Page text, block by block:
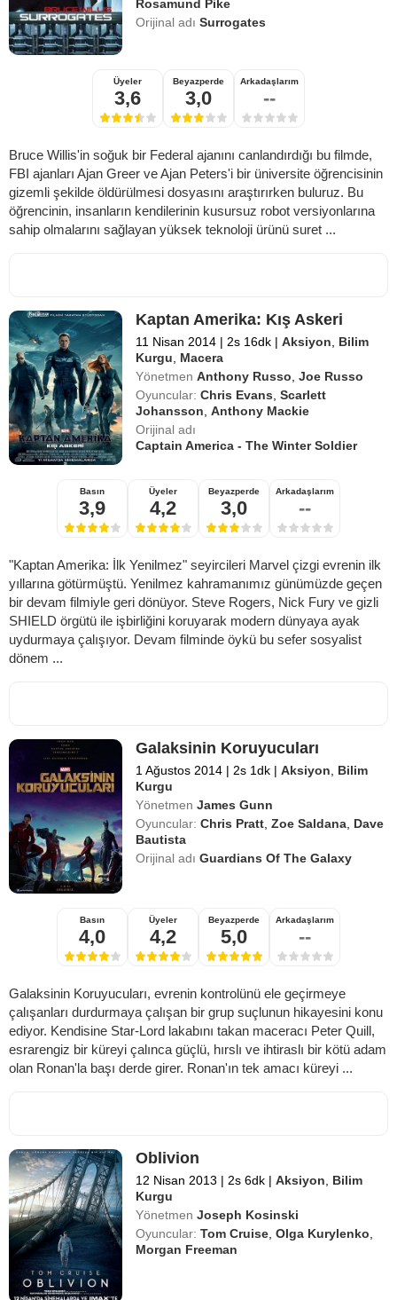
Rosamund Pike
Orijinal adıSurrogates
Üyeler
3,6
Beyazperde
3,0
Arkadaşlarım
--
Bruce Willis'in soğuk bir Federal ajanını canlandırdığı bu filmde,
FBI ajanları Ajan Greer ve Ajan Peters'i bir üniversite öğrencisinin
gizemli şekilde öldürülmesi dosyasını araştırırken buluruz. Bu
öğrencinin, insanların kendilerinin kusursuz robot versiyonlarına
sahip olmalarını sağlayan yüksek teknoloji ürünü suret ...
Kaptan Amerika: Kış Askeri
11 Nisan 2014 | 2s 16dk | Aksiyon, Bilim
Kurgu, Macera
Yönetmen Anthony Russo,Joe Russo
Oyuncular: Chris Evans,Scarlett
Johansson,Anthony Mackie
Orijinal adı
Captain America - The Winter Soldier
Basın
3,9
Üyeler
4,2
Beyazperde
3,0
Arkadaşlarım
--
"Kaptan Amerika: İlk Yenilmez" seyircileri Marvel çizgi evrenin ilk
yıllarına götürmüştü. Yenilmez kahramanımız günümüzde geçen
bir devam filmiyle geri dönüyor. Steve Rogers, Nick Fury ve gizli
SHIELD örgütü ile işbirliğini koruyarak modern dünyaya ayak
uydurmaya çalışıyor. Devam filminde öykü bu sefer sosyalist
dönem ...
Galaksinin Koruyucuları
1 Ağustos 2014 | 2s 1dk | Aksiyon, Bilim
Kurgu
Yönetmen James Gunn
Oyuncular: Chris Pratt,Zoe Saldana, Dave
Bautista
Orijinal adıGuardians Of The Galaxy
Basın
4,0
Üyeler
4,2
Beyazperde
5,0
Arkadaşlarım
--
Galaksinin Koruyucuları, evrenin kontrolünü ele geçirmeye
çalışanları durdurmaya çalışan bir grup suçlunun hikayesini konu
ediyor. Kendisine Star-Lord lakabını takan maceracı Peter Quill,
esrarengiz bir küreyi çalınca güçlü, hırslı ve ihtiraslı bir kötü adam
olan Ronan'la başı derde girer. Ronan'ın tek amacı küreyi ...
Oblivion
12 Nisan 2013 | 2s 6dk | Aksiyon, Bilim
Kurgu
Yönetmen Joseph Kosinski
Oyuncular: Tom Cruise,Olga Kurylenko,
Morgan Freeman